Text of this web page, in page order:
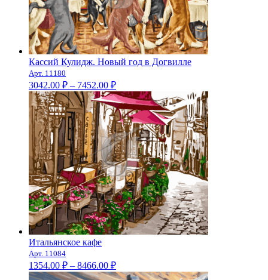
Кассий Кулидж. Новый год в Догвилле
Арт. 11180
3042.00 ₽ – 7452.00 ₽Диапазон
цен:
3042.00 ₽
–
7452.00 ₽
Итальянское кафе
Арт. 11084
1354.00 ₽ – 8466.00 ₽Диапазон
цен: